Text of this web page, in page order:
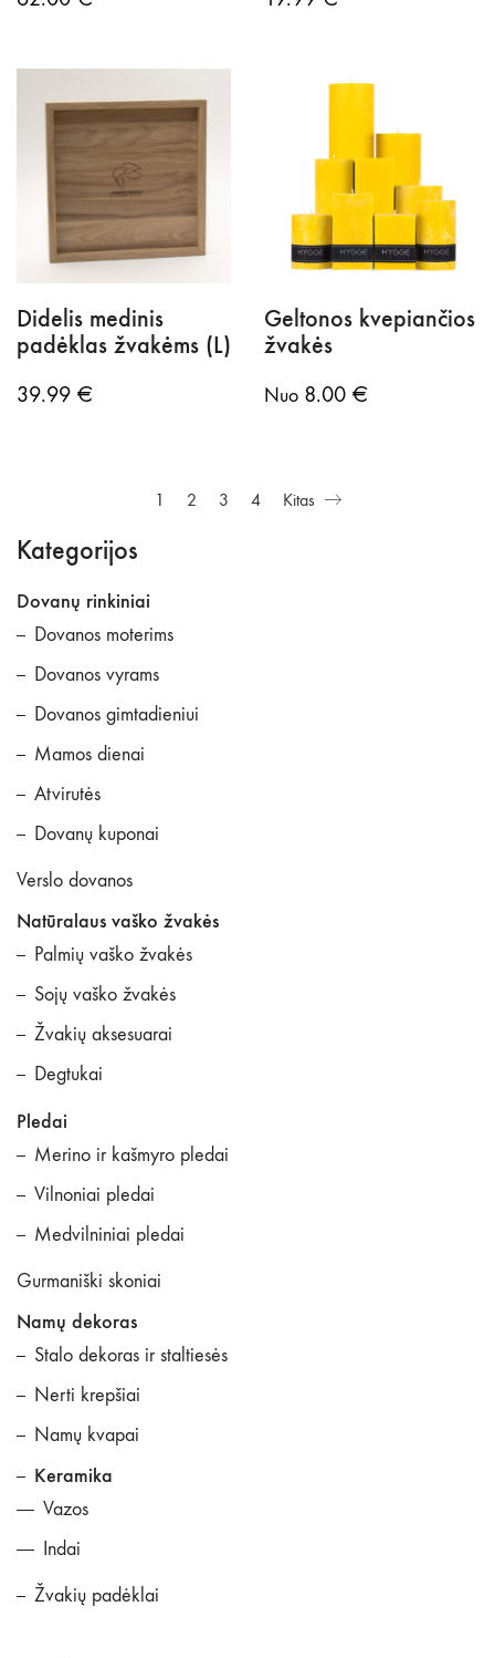
Didelis medinis
padėklas žvakėms (L)
39.99 €
Geltonos kvepiančios
žvakės
Nuo 8.00 €
1 2 3 4 Kitas
Kategorijos
Dovanų rinkiniai
Dovanos moterims
Dovanos vyrams
Dovanos gimtadieniui
Mamos dienai
Atvirutės
Dovanų kuponai
Verslo dovanos
Natūralaus vaško žvakės
Palmių vaško žvakės
Sojų vaško žvakės
Žvakių aksesuarai
Degtukai
Pledai
Merino ir kašmyro pledai
Vilnoniai pledai
Medvilniniai pledai
Gurmaniški skoniai
Namų dekoras
Stalo dekoras ir staltiesės
Nerti krepšiai
Namų kvapai
Keramika
Vazos
Indai
Žvakių padėklai